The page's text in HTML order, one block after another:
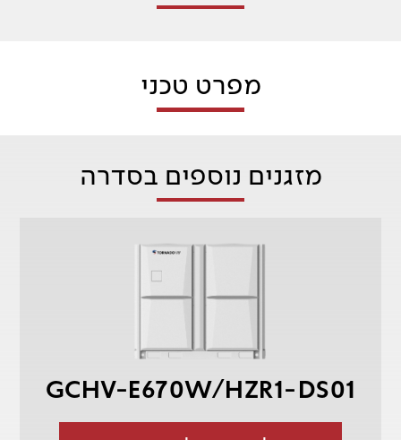
מפרט טכני
מזגנים נוספים בסדרה
GCHV-E670W/HZR1-DS01